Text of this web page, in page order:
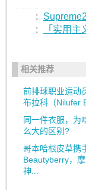
:
:
「实用
相关推荐
前排球职业运动
布拉科（Nilufer
同一件衣服，为
么大的区别?
哥本哈根皮草携
Beautyberry，
神...